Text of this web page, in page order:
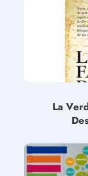
La